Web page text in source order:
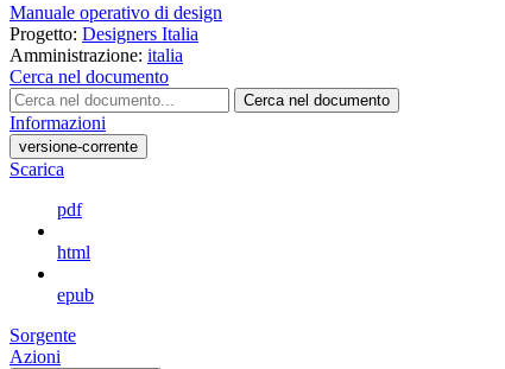
Manuale operativo di design
Progetto: Designers Italia
Amministrazione: italia
Cerca nel documento
Cerca nel documento
Informazioni
versione-corrente
Scarica
pdf
html
epub
Sorgente
Azioni